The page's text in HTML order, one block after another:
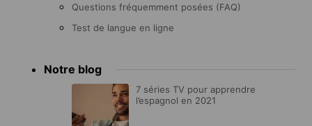
Questions fréquemment posées (FAQ)
Test de langue en ligne
Notre blog
7 séries TV pour apprendre
l’espagnol en 2021